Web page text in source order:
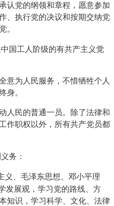
认党的纲领和章程，愿意参加
、执行党的决议和按期交纳党
。
国工人阶级的有共产主义觉
为人民服务，不惜牺牲个人
身。
民的普通一员。除了法律和
作职权以外，所有共产党员都
务：
义、毛泽东思想、邓小平理
发展观，学习党的路线、方
知识，学习科学、文化、法律